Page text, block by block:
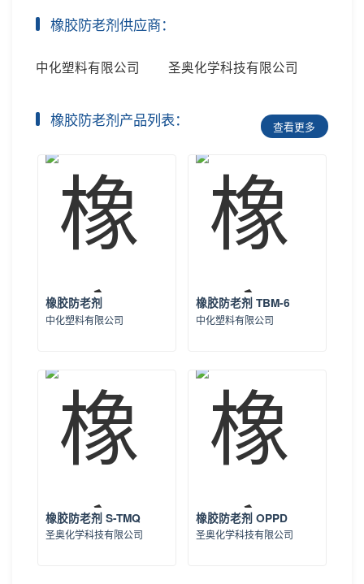
橡胶防老剂供应商：
中化塑料有限公司 圣奥化学科技有限公司
橡胶防老剂产品列表： 查看更多
橡胶防老剂
中化塑料有限公司
橡胶防老剂 TBM-6
中化塑料有限公司
橡胶防老剂 S-TMQ
圣奥化学科技有限公司
橡胶防老剂 OPPD
圣奥化学科技有限公司